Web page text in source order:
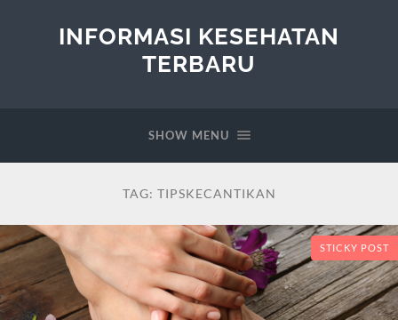
INFORMASI KESEHATAN
TERBARU
SHOW MENU
TAG: TIPSKECANTIKAN
STICKY POST